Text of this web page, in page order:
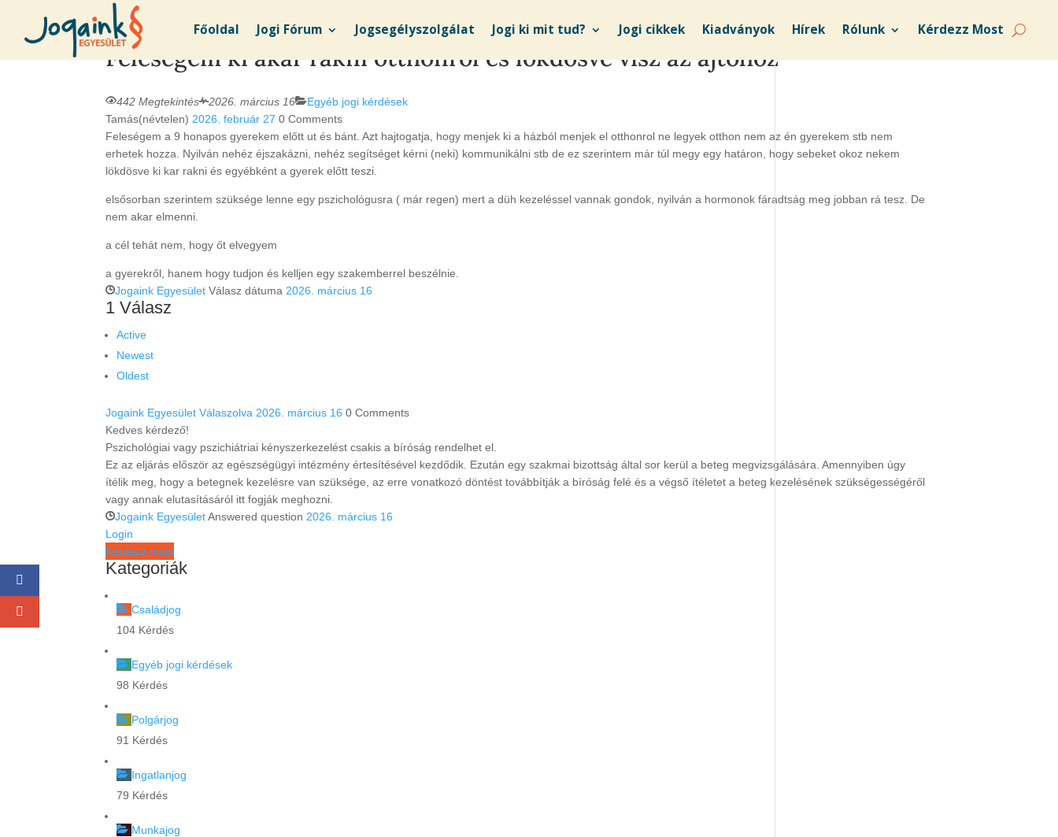
Főoldal Jogi Fórum Jogsegélyszolgálat Jogi ki mit tud? Jogi cikkek Kiadványok Hírek Rólunk Kérdezz Most
Feleségem ki akar rakni otthonrol és lökdösve visz az ajtóhoz
442 Megtekintés 2026. március 16
Egyéb jogi kérdések
Tamás(névtelen) 2026. február 27 0 Comments
Feleségem a 9 honapos gyerekem előtt ut és bánt. Azt hajtogatja, hogy menjek ki a házból menjek el otthonrol ne legyek otthon nem az én gyerekem stb nem
erhetek hozza. Nyilván nehéz éjszakázni, nehéz segítséget kérni (neki) kommunikálni stb de ez szerintem már túl megy egy határon, hogy sebeket okoz nekem
lökdösve ki kar rakni és egyébként a gyerek előtt teszi.
elsősorban szerintem szüksége lenne egy pszichológusra ( már regen) mert a düh kezeléssel vannak gondok, nyilván a hormonok fáradtság meg jobban rá tesz. De
nem akar elmenni.
a cél tehát nem, hogy őt elvegyem
a gyerekről, hanem hogy tudjon és kelljen egy szakemberrel beszélnie.
Jogaink Egyesület Válasz dátuma 2026. március 16
1 Válasz
Active
Newest
Oldest
Jogaink Egyesület Válaszolva 2026. március 160 Comments
Kedves kérdező!
Pszichológiai vagy pszichiátriai kényszerkezelést csakis a bíróság rendelhet el.
Ez az eljárás először az egészségügyi intézmény értesítésével kezdődik. Ezután egy szakmai bizottság által sor kerül a beteg megvizsgálására. Amennyiben úgy
ítélik meg, hogy a betegnek kezelésre van szüksége, az erre vonatkozó döntést továbbítják a bíróság felé és a végső ítéletet a beteg kezelésének szükségességéről
vagy annak elutasításáról itt fogják meghozni.
Jogaink EgyesületAnswered question 2026. március 16
Login
Kérdezz most
Kategoriák
Családjog
104 Kérdés
Egyéb jogi kérdések
98 Kérdés
Polgárjog
91 Kérdés
Ingatlanjog
79 Kérdés
Munkajog